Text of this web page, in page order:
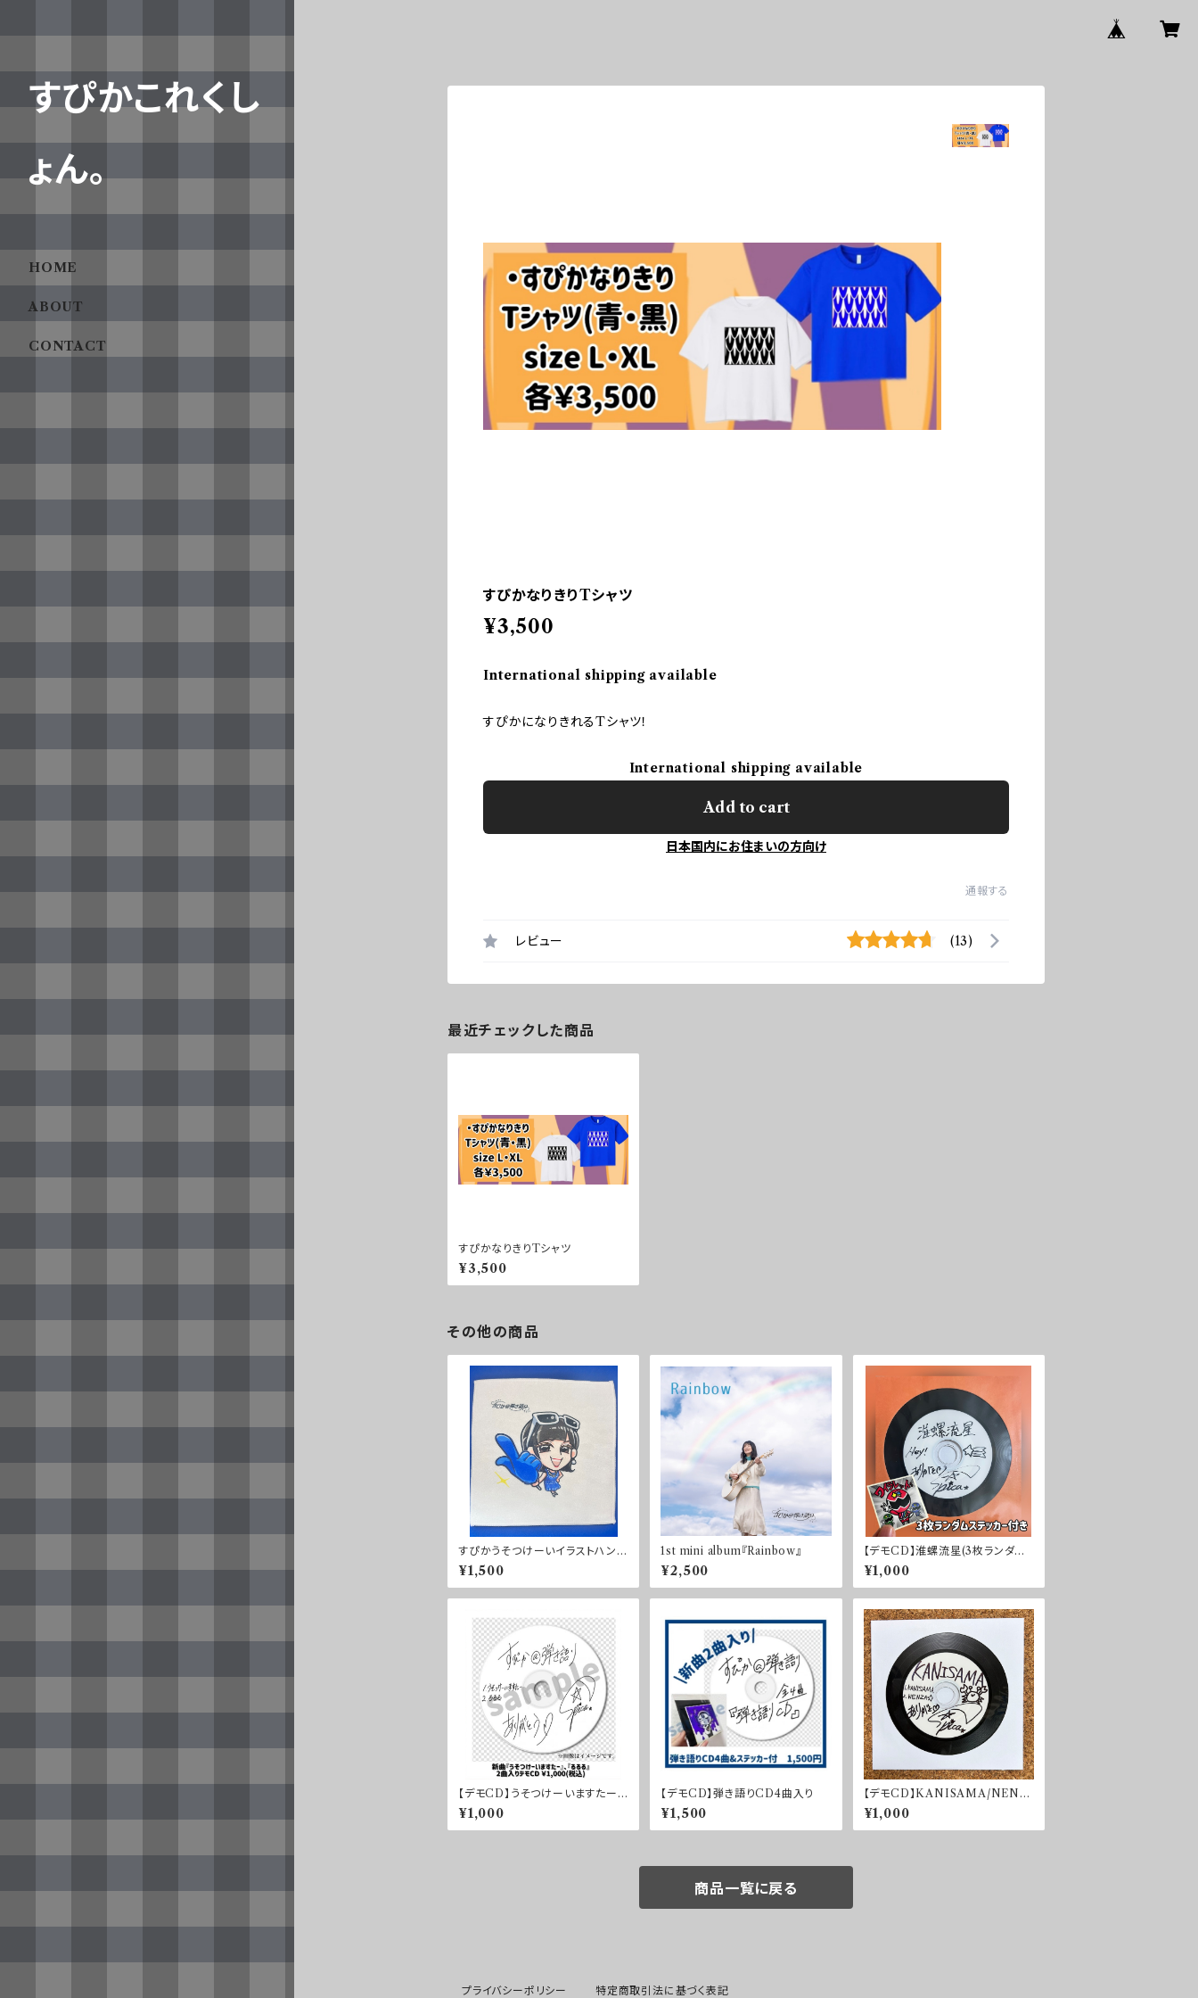
すぴかなりきりTシャツ
¥3,500
International shipping available
すぴかになりきれるTシャツ！
International shipping available
Add to cart
日本国内にお住まいの方向け
通報する
レビュー (13)
最近チェックした商品
すぴかなりきりTシャツ
¥3,500
その他の商品
すぴかうそつけーいイラストハンド
タオル
¥1,500
1st mini album『Rainbow』
¥2,500
【デモCD】淮螺流星(3枚ランダム
ステッカー付き)
¥1,000
【デモCD】うそつけーいますたー/
るるる
¥1,000
【デモCD】弾き語りCD4曲入り
¥1,500
【デモCD】KANISAMA/NENZ
A☆ 2曲入り
¥1,000
商品一覧に戻る
すぴかこれくし
ょん。
HOME
ABOUT
CONTACT
プライバシーポリシー 特定商取引法に基づく表記